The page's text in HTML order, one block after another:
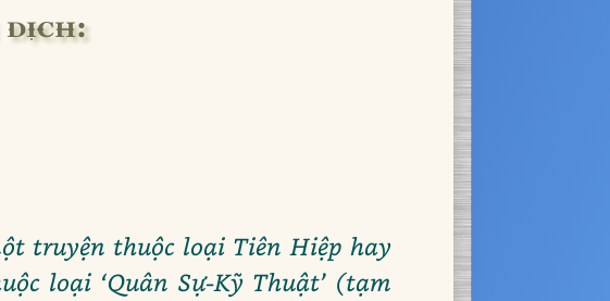
truyện thuộc loại Tiên Hiệp hay
loại ‘Quân Sự-Kỹ Thuật’ (tạm